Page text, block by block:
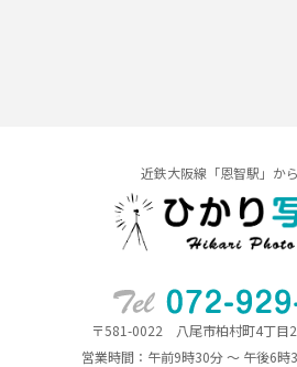
近鉄大阪線「恩智駅」か
〒581-0022 八尾市柏村町4丁目
営業時間：午前9時30分 ～ 午後6時